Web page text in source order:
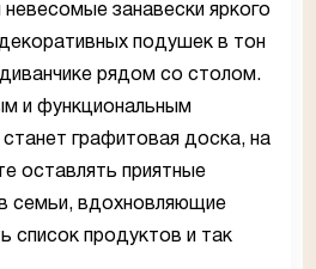
невесомые занавески яркого
подушек в тон
рядом со столом.
и функциональным
графитовая доска, на
оставлять приятные
семьи, вдохновляющие
список продуктов и так